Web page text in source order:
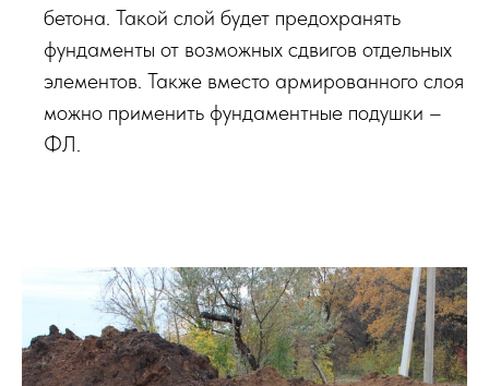
бетона. Такой слой будет предохранять
фундаменты от возможных сдвигов отдельных
элементов. Также вместо армированного слоя
можно применить фундаментные подушки –
ФЛ.